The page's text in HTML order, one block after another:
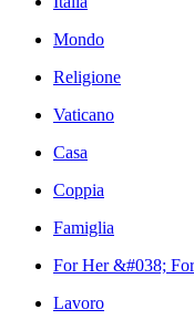
Mondo
Religione
Vaticano
Casa
Coppia
Famiglia
For Her &#038;
Lavoro